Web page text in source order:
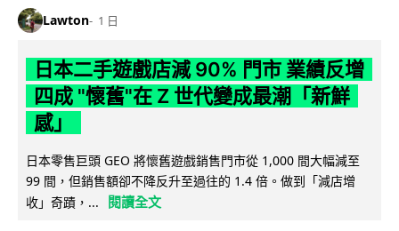
Lawton 1 日
日本二手遊戲店減 90% 門市 業績反增
四成 "懷舊"在 Z 世代變成最潮「新鮮
感」
日本零售巨頭 GEO 將懷舊遊戲銷售門市從 1,000 間大幅減至
99 間，但銷售額卻不降反升至過往的 1.4 倍。做到「減店增
收」奇蹟，...
閱讀全文